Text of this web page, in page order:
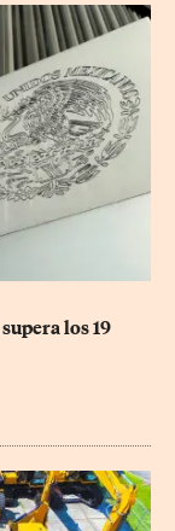
los 19